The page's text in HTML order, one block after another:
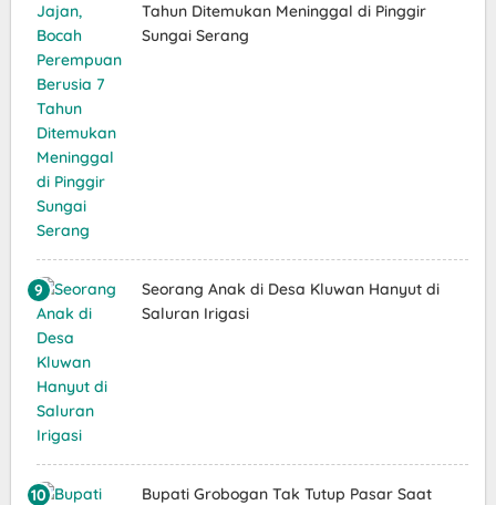
Tahun Ditemukan Meninggal di Pinggir
Sungai Serang
Seorang Anak di Desa Kluwan Hanyut di
Saluran Irigasi
Bupati Grobogan Tak Tutup Pasar Saat